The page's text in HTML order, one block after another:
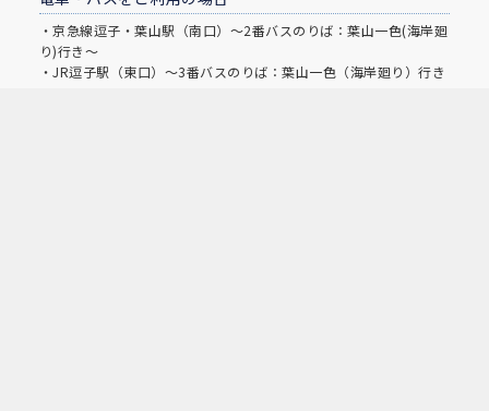
・京急線逗子・葉山駅（南口）～2番バスのりば：葉山一色(海岸廻
り)行き～
・JR逗子駅（東口）～3番バスのりば：葉山一色（海岸廻り）行き